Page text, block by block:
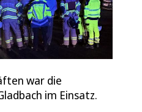
war die
im Einsatz.